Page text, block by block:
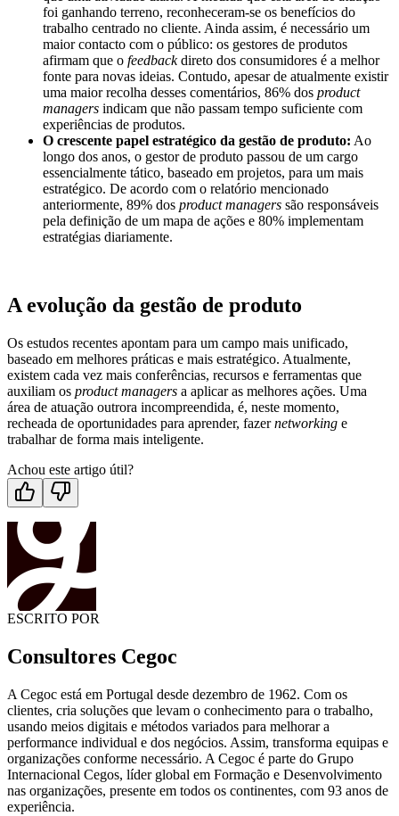
foi ganhando terreno, reconheceram-se os benefícios do
trabalho centrado no cliente. Ainda assim, é necessário um
maior contacto com o público: os gestores de produtos
afirmam que o feedbackdireto dos consumidores é a melhor
fonte para novas ideias. Contudo, apesar de atualmente existir
uma maior recolha desses comentários, 86% dos product
managers indicam que não passam tempo suficiente com
experiências de produtos.
O crescente papel estratégico da gestão de produto: Ao
longo dos anos, o gestor de produto passou de um cargo
essencialmente tático, baseado em projetos, para um mais
estratégico. De acordo com o relatório mencionado
anteriormente, 89% dos product managers são responsáveis
pela definição de um mapa de ações e 80% implementam
estratégias diariamente.
A evolução da gestão de produto
Os estudos recentes apontam para um campo mais unificado,
baseado em melhores práticas e mais estratégico. Atualmente,
existem cada vez mais conferências, recursos e ferramentas que
auxiliam os product managers a aplicar as melhores ações. Uma
área de atuação outrora incompreendida, é, neste momento,
recheada de oportunidades para aprender, fazernetworking e
trabalhar de forma mais inteligente.
Achou este artigo útil?
ESCRITO POR
Consultores Cegoc
A Cegoc está em Portugal desde dezembro de 1962. Com os
clientes, cria soluções que levam o conhecimento para o trabalho,
usando meios digitais e métodos variados para melhorar a
performance individual e dos negócios. Assim, transforma equipas e
organizações conforme necessário. A Cegoc é parte do Grupo
Internacional Cegos, líder global em Formação e Desenvolvimento
nas organizações, presente em todos os continentes, com 93 anos de
experiência.